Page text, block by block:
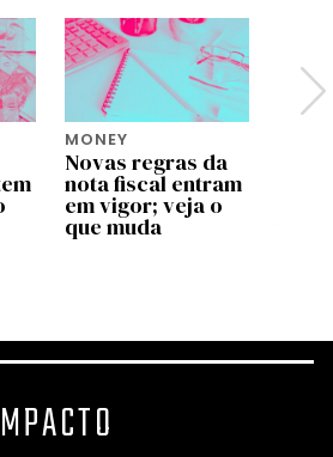
MONEY
Novas regras da
nota fiscal entram
em vigor; veja o
que muda